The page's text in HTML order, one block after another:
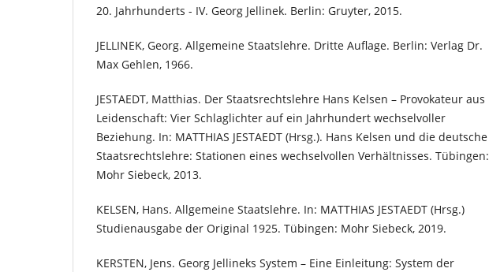
20. Jahrhunderts - IV. Georg Jellinek. Berlin: Gruyter, 2015.
JELLINEK, Georg. Allgemeine Staatslehre. Dritte Auflage. Berlin: Verlag Dr.
Max Gehlen, 1966.
JESTAEDT, Matthias. Der Staatsrechtslehre Hans Kelsen – Provokateur aus
Leidenschaft: Vier Schlaglichter auf ein Jahrhundert wechselvoller
Beziehung. In: MATTHIAS JESTAEDT (Hrsg.). Hans Kelsen und die deutsche
Staatsrechtslehre: Stationen eines wechselvollen Verhältnisses. Tübingen:
Mohr Siebeck, 2013.
KELSEN, Hans. Allgemeine Staatslehre. In: MATTHIAS JESTAEDT (Hrsg.)
Studienausgabe der Original 1925. Tübingen: Mohr Siebeck, 2019.
KERSTEN, Jens. Georg Jellineks System – Eine Einleitung: System der